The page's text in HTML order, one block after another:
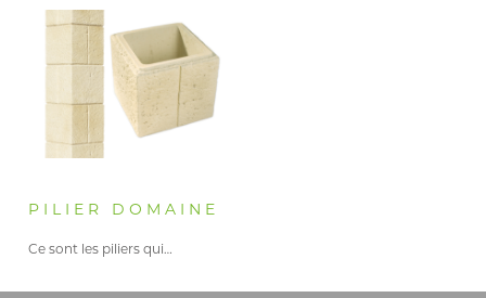
PILIER DOMAINE
Ce sont les piliers qui…